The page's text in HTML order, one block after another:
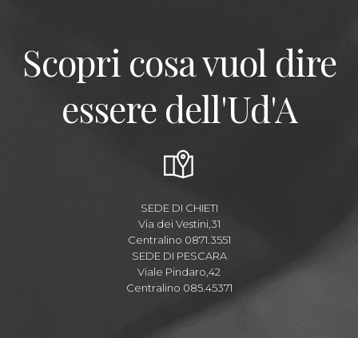
Scopri cosa vuol dire
essere dell'Ud'A
SEDE DI CHIETI
Via dei Vestini,31
Centralino 0871.3551
SEDE DI PESCARA
Viale Pindaro,42
Centralino 085.45371